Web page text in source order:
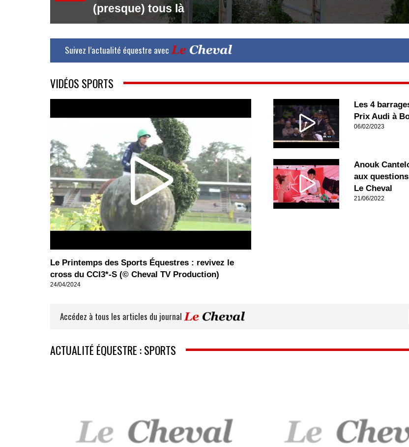
(presque) tous là
Suivez l’actualité équestre avec
VIDÉOS SPORTS
Le Printemps des Sports Équestres : revivez le
cross du CCI3*-S (© Cheval TV Production)
24/04/2024
Les 4
Prix Audi à
06/02/2023
Anouk
aux
Le Cheval
21/06/2022
Accédez à tous les articles du journal
ACTUALITÉ ÉQUESTRE : SPORTS